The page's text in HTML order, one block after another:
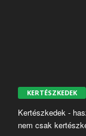
KERTÉSZKEDEK
Kertészkedek -
nem csak